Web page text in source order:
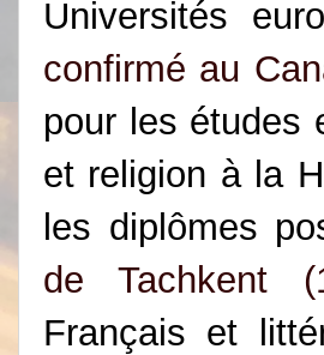
Universités
confirmé au
pour les études
et religion à la
les diplômes
de Tachkent
Français et